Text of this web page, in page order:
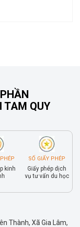
TAM QUY
kinh
SỐ GIẤY PHÉP
Giấy phép dịch
vụ tư vấn du học
Thành, Xã Gia Lâm,